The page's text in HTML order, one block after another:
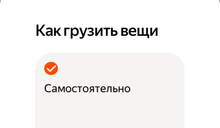
Как грузить вещи
Самостоятельно